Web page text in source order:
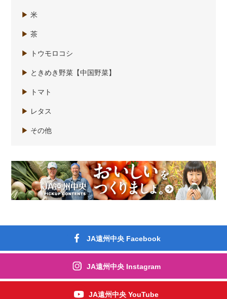
▶ 米
▶ 茶
▶ トウモロコシ
▶ ときめき野菜【中国野菜】
▶ トマト
▶ レタス
▶ その他
JA遠州中央 Facebook
JA遠州中央 Instagram
JA遠州中央 YouTube